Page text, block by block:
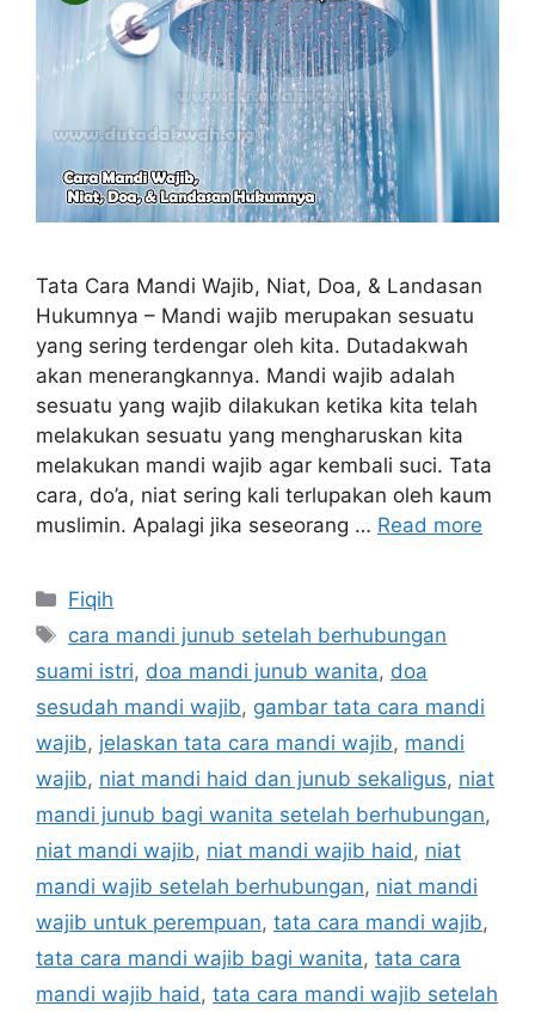
Tata Cara Mandi Wajib, Niat, Doa, & Landasan
Hukumnya – Mandi wajib merupakan sesuatu
yang sering terdengar oleh kita. Dutadakwah
akan menerangkannya. Mandi wajib adalah
sesuatu yang wajib dilakukan ketika kita telah
melakukan sesuatu yang mengharuskan kita
melakukan mandi wajib agar kembali suci. Tata
cara, do’a, niat sering kali terlupakan oleh kaum
muslimin. Apalagi jika seseorang … Read more
Categories
Fiqih
Tags
cara mandi junub setelah berhubungan
suami istri, doa mandi junub wanita, doa
sesudah mandi wajib, gambar tata cara mandi
wajib, jelaskan tata cara mandi wajib, mandi
wajib, niat mandi haid dan junub sekaligus, niat
mandi junub bagi wanita setelah berhubungan,
niat mandi wajib, niat mandi wajib haid, niat
mandi wajib setelah berhubungan, niat mandi
wajib untuk perempuan, tata cara mandi wajib,
tata cara mandi wajib bagi wanita, tata cara
mandi wajib haid, tata cara mandi wajib setelah